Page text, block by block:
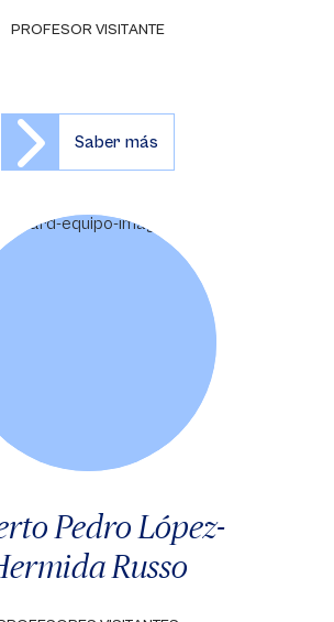
PROFESOR VISITANTE
Saber más
Pedro López-
Russo